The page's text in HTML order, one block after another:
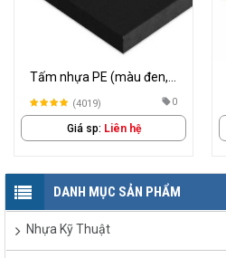
Tấm nhựa PE (màu đen,
trắng)
(4019) 0
Giá sp: Liên hệ
DANH MỤC SẢN PHẨM
Nhựa Kỹ Thuật